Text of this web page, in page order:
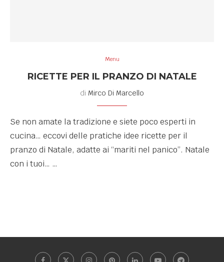
Menu
RICETTE PER IL PRANZO DI NATALE
di Mirco Di Marcello
Se non amate la tradizione e siete poco esperti in
cucina… eccovi delle pratiche idee ricette per il
pranzo di Natale, adatte ai “mariti nel panico”. Natale
con i tuoi… …